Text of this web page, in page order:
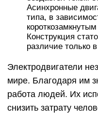
Асинхронные
типа, в
Конструкция
различие только
Электродвигатели
мире. Благодаря им
работа людей. Их
снизить затрату